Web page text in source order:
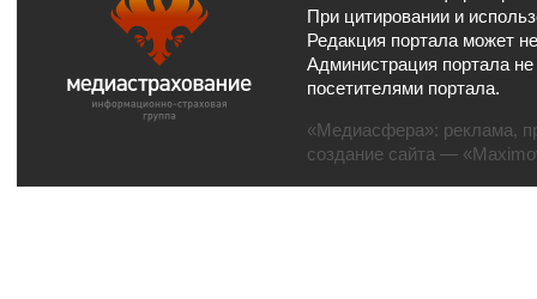
При цитировании и
Редакция портала может
Администрация портала
посетителями портала.
«Медиасфера»: реклама,
создание сайта —